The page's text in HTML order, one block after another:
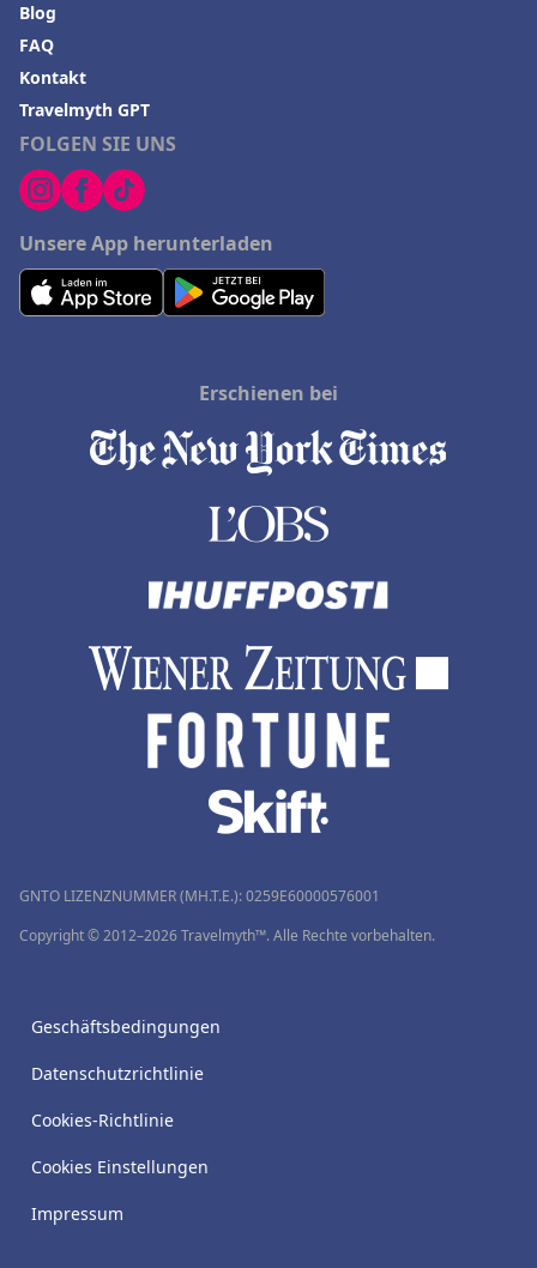
FOLGEN SIE UNS
Unsere App herunterladen
Blog
FAQ
Kontakt
Travelmyth GPT
Erschienen bei
GNTO LIZENZNUMMER (MH.T.E.): 0259Ε60000576001
Copyright © 2012–2026 Travelmyth™. Alle Rechte vorbehalten.
Geschäftsbedingungen
Datenschutzrichtlinie
Cookies-Richtlinie
Cookies Einstellungen
Impressum